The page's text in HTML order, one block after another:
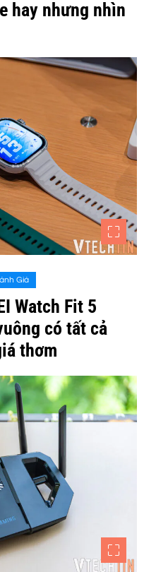
hay nhưng nhìn
Giá
Watch Fit 5
có tất cả
thơm